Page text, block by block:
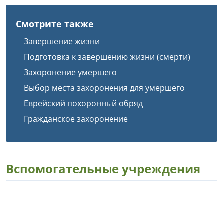
Смотрите также
Завершение жизни
Подготовка к завершению жизни (смерти)
Захоронение умершего
Выбор места захоронения для умершего
Еврейский похоронный обряд
Гражданское захоронение
Вспомогательные учреждения